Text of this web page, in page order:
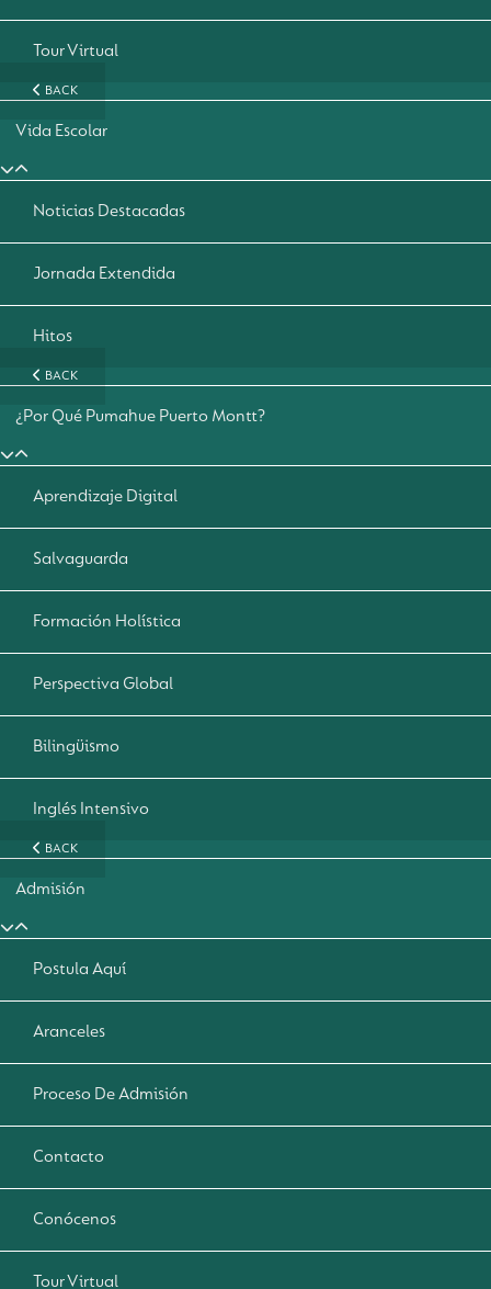
Tour Virtual
BACK
Vida Escolar
Noticias Destacadas
Jornada Extendida
Hitos
BACK
¿Por Qué Pumahue Puerto Montt?
Aprendizaje Digital
Salvaguarda
Formación Holística
Perspectiva Global
Bilingüismo
Inglés Intensivo
BACK
Admisión
Postula Aquí
Aranceles
Proceso De Admisión
Contacto
Conócenos
Tour Virtual